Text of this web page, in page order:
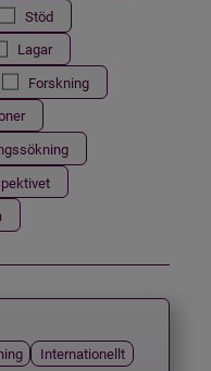
Stöd
Lagar
Forskning
Internationellt